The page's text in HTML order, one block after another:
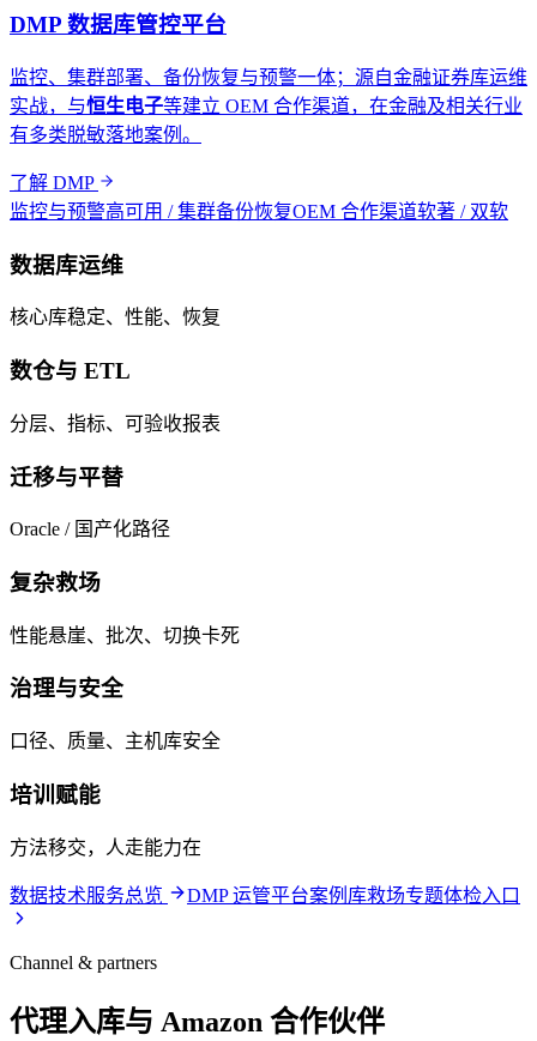
DMP 数据库管控平台
监控、集群部署、备份恢复与预警一体；源自金融证券库运维
实战，与恒生电子等建立 OEM 合作渠道，在金融及相关行业
有多类脱敏落地案例。
了解 DMP
监控与预警高可用 / 集群备份恢复OEM 合作渠道软著 / 双软
数据库运维
核心库稳定、性能、恢复
数仓与 ETL
分层、指标、可验收报表
迁移与平替
Oracle / 国产化路径
复杂救场
性能悬崖、批次、切换卡死
治理与安全
口径、质量、主机库安全
培训赋能
方法移交，人走能力在
数据技术服务总览 DMP 运管平台案例库救场专题体检入口
Channel & partners
代理入库与 Amazon 合作伙伴